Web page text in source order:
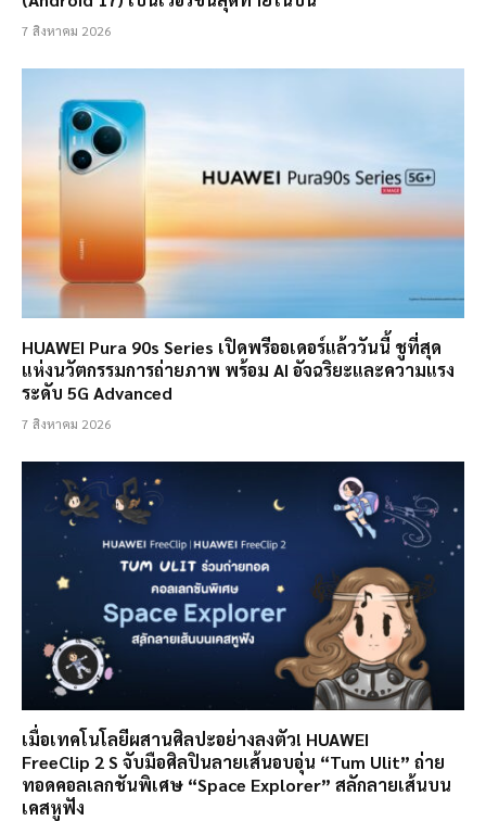
7 สิงหาคม 2026
HUAWEI Pura 90s Series เปิดพรีออเดอร์แล้ววันนี้ ชูที่สุด
แห่งนวัตกรรมการถ่ายภาพ พร้อม AI อัจฉริยะและความแรง
ระดับ 5G Advanced
7 สิงหาคม 2026
เมื่อเทคโนโลยีผสานศิลปะอย่างลงตัว! HUAWEI
FreeClip 2 S จับมือศิลปินลายเส้นอบอุ่น “Tum Ulit” ถ่าย
ทอดคอลเลกชันพิเศษ “Space Explorer” สลักลายเส้นบน
เคสหูฟัง